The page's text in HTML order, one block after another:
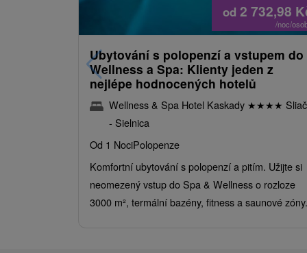
od 2 732,98
/noc/
Ubytování s polopenzí a vstupem do
Wellness a Spa: Klienty jeden z
nejlépe hodnocených hotelů
Wellness & Spa Hotel Kaskady ★★★★ Sliač
- Sielnica
Od 1 NociPolopenze
Komfortní ubytování s polopenzí a pitím. Užijte si
neomezený vstup do Spa & Wellness o rozloze
3000 m², termální bazény, fitness a saunové zóny.